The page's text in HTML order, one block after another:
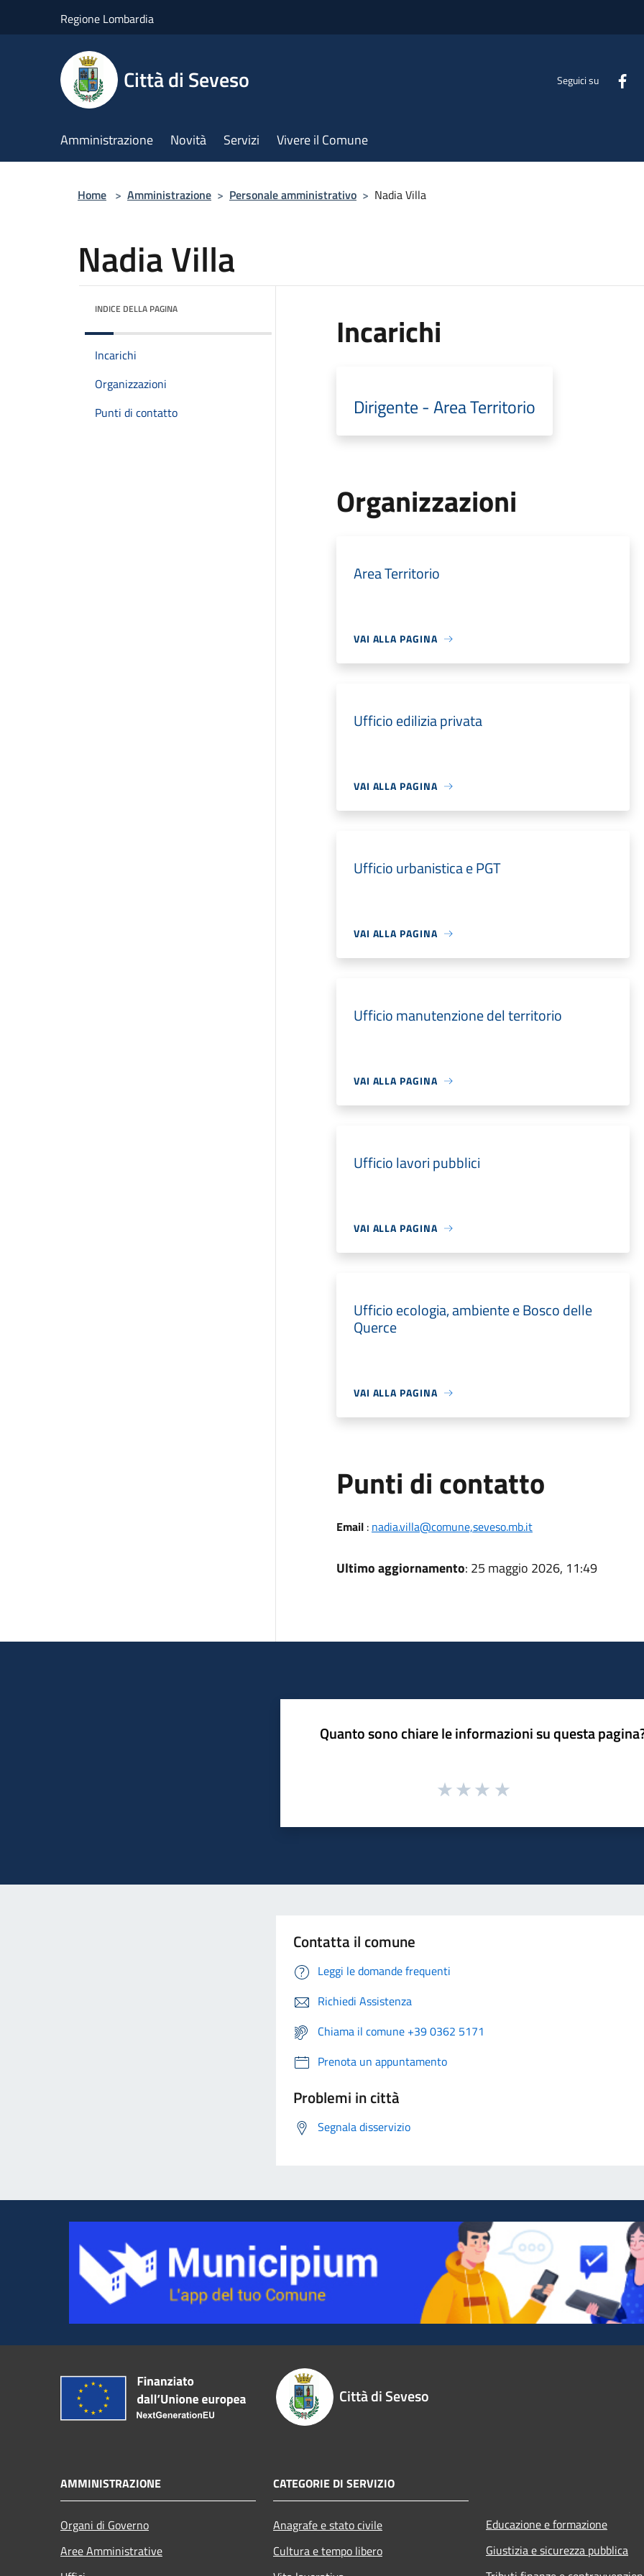
Regione Lombardia
Città di Seveso Seguici su
Amministrazione Novità Servizi Vivere il Comune
Home > Amministrazione > Personale amministrativo > Nadia Villa
Nadia Villa
INDICE DELLA PAGINA
Incarichi
Organizzazioni
Punti di contatto
Incarichi
Dirigente - Area Territorio
Organizzazioni
Area Territorio
VAI ALLA PAGINA
Ufficio edilizia privata
VAI ALLA PAGINA
Ufficio urbanistica e PGT
VAI ALLA PAGINA
Ufficio manutenzione del territorio
VAI ALLA PAGINA
Ufficio lavori pubblici
VAI ALLA PAGINA
Ufficio ecologia, ambiente e Bosco delle
Querce
VAI ALLA PAGINA
Punti di contatto
Email: nadia.villa@comune,seveso.mb.it
Ultimo aggiornamento: 25 maggio 2026, 11:49
Quanto sono chiare le informazioni su questa
Contatta il comune
Leggi le domande frequenti
Richiedi Assistenza
Chiama il comune +39 0362 5171
Prenota un appuntamento
Problemi in città
Segnala disservizio
Città di Seveso
AMMINISTRAZIONE
Organi di Governo
Aree Amministrative
CATEGORIE DI SERVIZIO
Anagrafe e stato civile
Cultura e tempo libero
Educazione e formazione
Giustizia e sicurezza pubblica